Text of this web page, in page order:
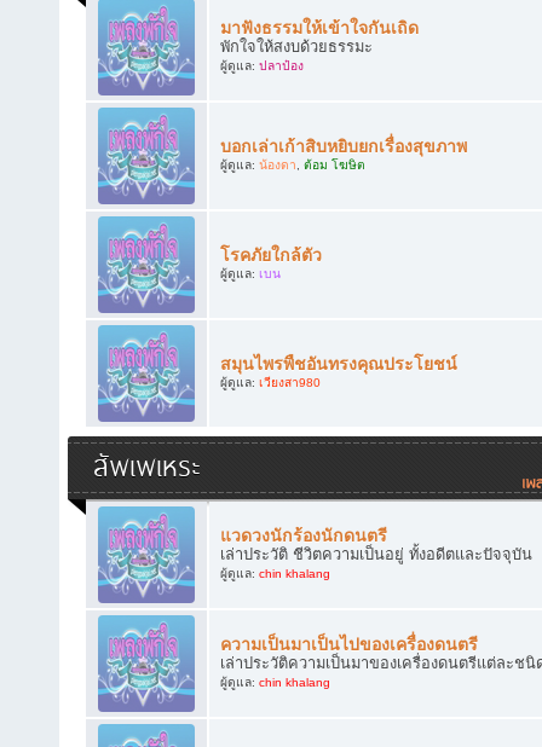
มาฟังธรรมให้เข้าใจกันเถิด
พักใจให้สงบด้วยธรรมะ
ผู้ดูแล: ปลาป๋อง
บอกเล่าเก้าสิบหยิบยกเรื่องสุขภาพ
ผู้ดูแล: น้องดา, ต้อม โฆษิต
โรคภัยใกล้ตัว
ผู้ดูแล: เบน
สมุนไพรพืชอันทรงคุณประโยชน์
ผู้ดูแล: เวียงสา980
สัพเพเหระ
แวดวงนักร้องนักดนตรี
เล่าประวัติ ชีวิตความเป็นอยู่ ทั้งอดีตและปัจจุบัน
ผู้ดูแล: chin khalang
ความเป็นมาเป็นไปของเครื่องดนตรี
เล่าประวัติความเป็นมาของเครื่องดนตรีแต่ละชนิ
ผู้ดูแล: chin khalang